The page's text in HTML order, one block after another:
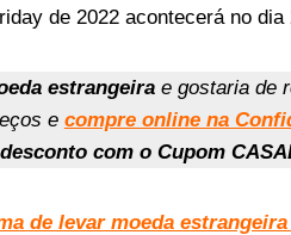
de 2022 acontecerá no dia
estrangeirae gostaria de
e compre online na
com o Cupom
de levar moeda